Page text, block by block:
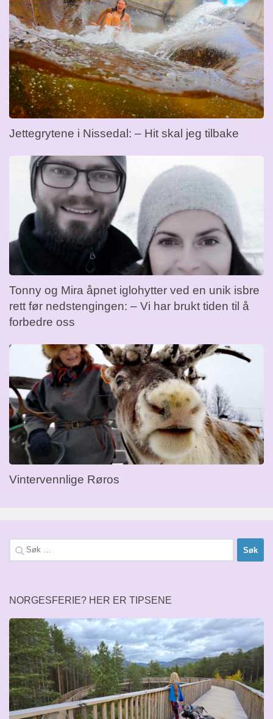
Jettegrytene i Nissedal: – Hit skal jeg tilbake
Tonny og Mira åpnet iglohytter ved en unik isbre
rett før nedstengingen: – Vi har brukt tiden til å
forbedre oss
Vintervennlige Røros
Søk
etter:
NORGESFERIE? HER ER TIPSENE